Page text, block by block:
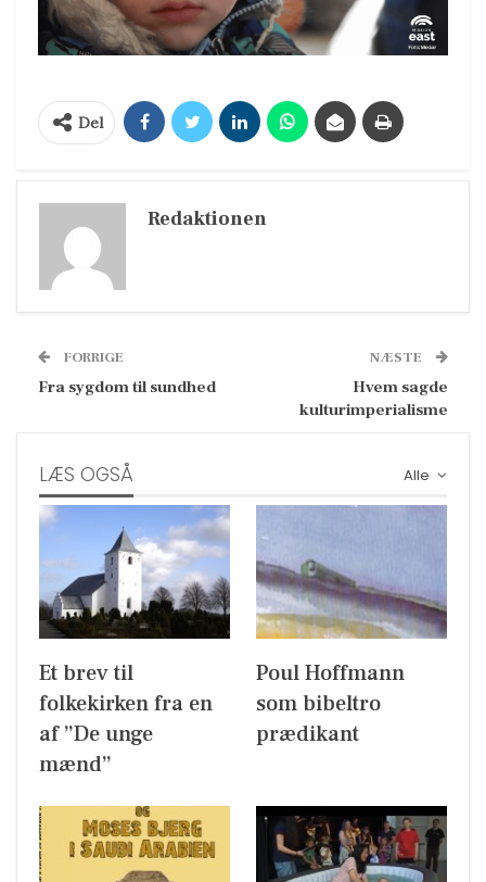
Del
Redaktionen
FORRIGE
Fra sygdom til sundhed
NÆSTE
Hvem sagde
kulturimperialisme
Alle
LÆS OGSÅ
Et brev til
folkekirken fra en
af ”De unge
mænd”
Poul Hoffmann
som bibeltro
prædikant